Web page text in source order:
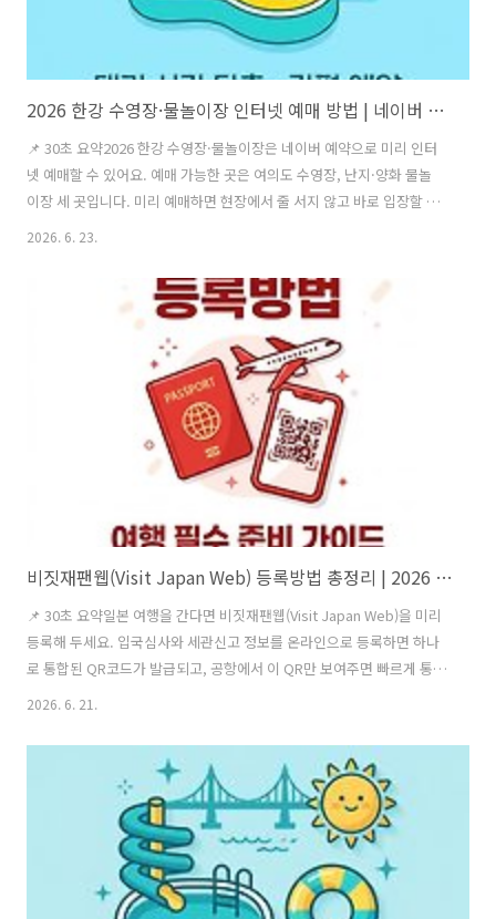
2026 한강 수영장·물놀이장 인터넷 예매 방법 | 네이버 예약 5단계
📌 30초 요약2026 한강 수영장·물놀이장은 네이버 예약으로 미리 인터
넷 예매할 수 있어요. 예매 가능한 곳은 여의도 수영장, 난지·양화 물놀
이장 세 곳입니다. 미리 예매하면 현장에서 줄 서지 않고 바로 입장할 수
있지만, 인터넷 예매는 할인이 적용되지 않으니 할인 대상자는 현장 매표
서둘러 예약하세요.여름이면 도심에서 가장 시원하게 즐길 수 있는 곳이
바로 한강 수영장과 물놀이장이죠. 그런데 막상 가보면 매표소 앞 긴 줄
에 지치기 쉽습니다. 다행히 일부 시설은 인터넷으로 미리 예매할 수 있
어 대기 없이 입장할 수 있어요. 이번 글에서는 한강 수영장·물놀이장 인
터넷 예매 방법과, 예매 전에 꼭 알아야 할 주의사항을 정리했습니다.인
2026. 6. 23.
비짓재팬웹(Visit Japan Web) 등록방법 총정리 | 2026 일본 입국 QR코드 한 번에
📌 30초 요약일본 여행을 간다면 비짓재팬웹(Visit Japan Web)을 미리
등록해 두세요. 입국심사와 세관신고 정보를 온라인으로 등록하면 하나
로 통합된 QR코드가 발급되고, 공항에서 이 QR만 보여주면 빠르게 통과
할 수 있습니다. 별도 앱은 없고 웹사이트에서 무료로 가능하며, 여권·항
신고서를 쓰며 줄 서던 시절은 지났습니다. 이제는 출발 전 집에서 비짓
재팬웹에 정보를 등록해 두면, 공항에서 스마트폰 QR코드 한 번으로 입
국심사와 세관신고가 끝납니다. 이 글에서는 2026년 최신 화면 기준으로
회원가입부터 통합 QR 발급, 동반 가족 등록까지 단계별로 정리했습니
다.비짓재팬웹이란? 준비물 체크비짓재팬웹은 일본 디지털청이 운영하
2026. 6. 21.